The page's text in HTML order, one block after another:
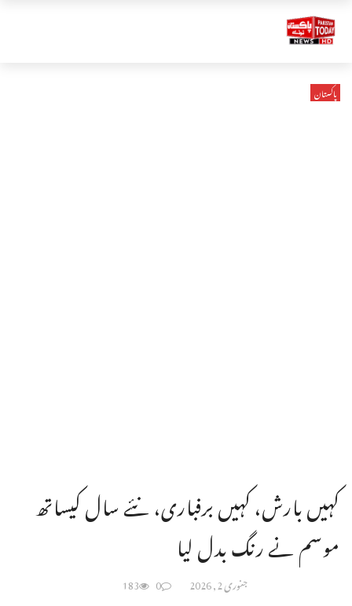
پاکستان
کہیں بارش، کہیں برفباری، نئے سال کیساتھ
موسم نے رنگ بدل لیا
جنوری 2, 2026 0
183